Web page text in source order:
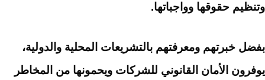
وتنظيم حقوقها وواجباتها.
بفضل خبرتهم ومعرفتهم بالتشريعات المحلية والدولية،
يوفرون الأمان القانوني للشركات ويحمونها من المخاطر